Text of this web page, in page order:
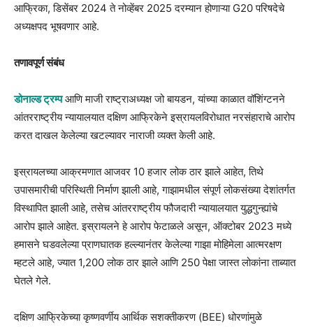
आफ्रिका, डिसेंबर 2024 ते नोव्हेंबर 2025 दरम्यान होणाऱ्या G20 परिषदेचे
अध्यक्षपद भूषवणार आहे.
तणावपूर्ण संबंध
डोनाल्ड ट्रम्पआणि माजी राष्ट्राअध्यक्ष जो बायडन, यांच्या काळात वॉशिंग्टनने
आंतरराष्ट्रीय न्यायालयात दक्षिण आफ्रिकेने इस्रायलविरोधात नरसंहाराचे आरोप
करत दाखल केलेल्या खटल्यावर नाराजी व्यक्त केली आहे.
इस्रायलच्या आक्रमणात आजवर 10 हजार लोक ठार झाले आहेत, तिथे
उपासमारीची परिस्थिती निर्माण झाली आहे, गाझामधील संपूर्ण लोकसंख्या देशांतर्गत
विस्थापित झाली आहे, तसेच आंतरराष्ट्रीय फौजदारी न्यायालयात युद्धगुन्ह्यांचे
आरोप झाले आहेत. इस्रायलने हे आरोप फेटाळले असून, ऑक्टोबर 2023 मध्ये
हमासने घडवलेल्या प्राणघातक हल्ल्यानंतर केलेल्या गाझा मोहिमेला आत्मरक्षण
म्हटले आहे, ज्यात 1,200 लोक ठार झाले आणि 250 पेक्षा जास्त लोकांना ताब्यात
घेतले गेले.
दक्षिण आफ्रिकेच्या कृष्णवर्णीय आर्थिक सशक्तीकरण (BEE) धोरणांमुळे